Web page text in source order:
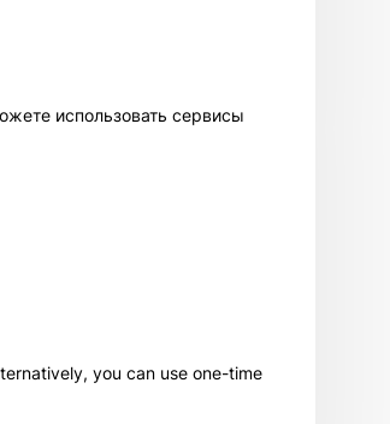
использовать сервисы
you can use one-time